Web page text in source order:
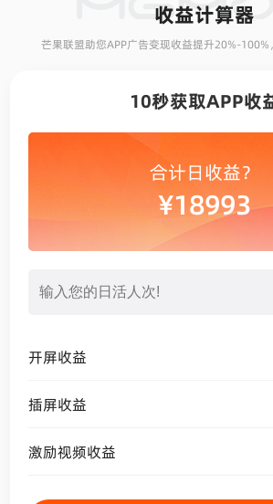
收益计算器
芒果联盟助您APP广告变现收益提升20%-
10秒获取APP收
合计日收益？
¥18993
开屏收益
插屏收益
激励视频收益